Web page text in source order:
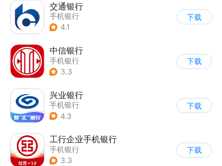
交通银行
手机银行
4.1
下载
中信银行
手机银行
3.3
下载
兴业银行
手机银行
4.3
下载
工行企业手机银行
手机银行
3.3
下载